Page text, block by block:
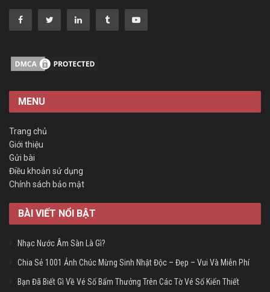
MENU
Trang chủ
Giới thiệu
Gửi bài
Điều khoản sử dụng
Chính sách bảo mật
BÀI VIẾT NỔI BẬT
Nhạc Nước Âm Sàn Là Gì?
Chia Sẻ 1001 Ảnh Chúc Mừng Sinh Nhật Độc – Đẹp – Vui Và Miễn Phí
Bạn Đã Biết Gì Về Vé Số Bấm Thưởng Trên Các Tờ Vé Số Kiến Thiết